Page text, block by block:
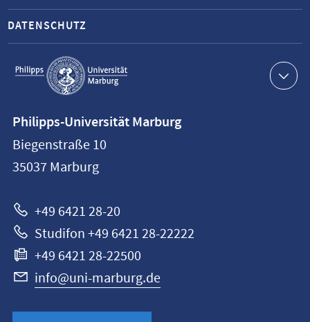
Service-
Navigation
DATENSCHUTZ
Philipps-
Universität
Marburg
Philipps-Universität Marburg
Biegenstraße 10
35037 Marburg
+49 6421 28-20
Studifon +49 6421 28-22222
+49 6421 28-22500
info@uni-marburg.de